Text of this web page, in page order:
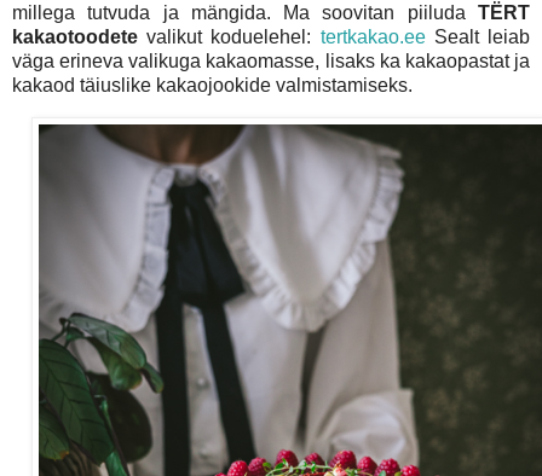
millega tutvuda ja mängida. Ma soovitan piiluda TЁRT
kakaotoodetevalikut koduelehel: tertkakao.eeSealt leiab
väga erineva valikuga kakaomasse, lisaks ka kakaopastat ja
kakaod täiuslike kakaojookide valmistamiseks.